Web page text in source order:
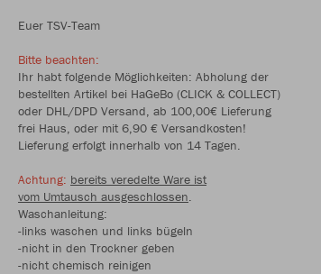
Euer TSV-Team
Bitte beachten:
Ihr habt folgende Möglichkeiten: Abholung der
bestellten Artikel bei HaGeBo (CLICK & COLLECT)
oder DHL/DPD Versand, ab 100,00€ Lieferung
frei Haus, oder mit 6,90 € Versandkosten!
Lieferung erfolgt innerhalb von 14 Tagen.
Achtung: bereits veredelte Ware ist
vom Umtausch ausgeschlossen.
Waschanleitung:
-links waschen und links bügeln
-nicht in den Trockner geben
-nicht chemisch reinigen